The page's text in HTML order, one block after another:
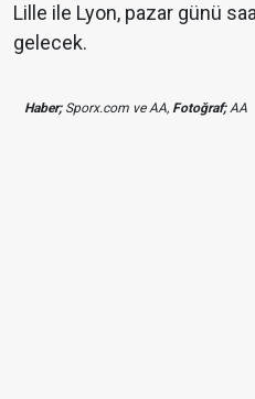
Lille ile Lyon, pazar günü
gelecek.
Haber;Sporx.com ve AA, Fotoğraf;AA